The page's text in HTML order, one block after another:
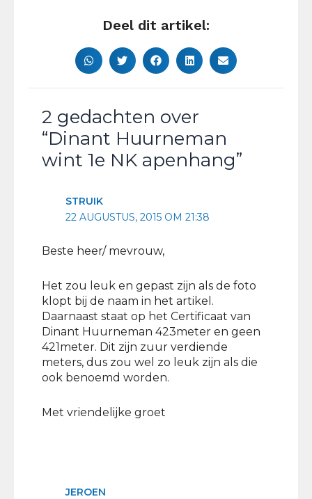
Deel dit artikel:
2 gedachten over
“Dinant Huurneman
wint 1e NK apenhang”
STRUIK
22 AUGUSTUS, 2015 OM 21:38
Beste heer/ mevrouw,
Het zou leuk en gepast zijn als de foto
klopt bij de naam in het artikel.
Daarnaast staat op het Certificaat van
Dinant Huurneman 423meter en geen
421meter. Dit zijn zuur verdiende
meters, dus zou wel zo leuk zijn als die
ook benoemd worden.
Met vriendelijke groet
JEROEN